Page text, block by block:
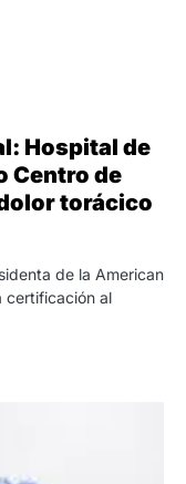
Hospital de
Centro de
torácico
de la American
certificación al